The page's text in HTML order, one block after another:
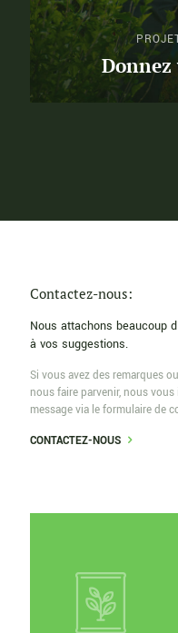
Donnez
Contactez-nous:
Nous attachons beaucoup
à vos suggestions.
Si vous avez des remarques
nous faire parvenir, nous
message via le formulaire de
CONTACTEZ-NOUS